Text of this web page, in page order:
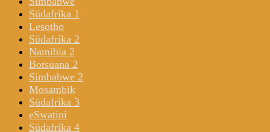
Südafrika 1
Lesotho
Südafrika 2
Namibia 2
Botsuana 2
Simbabwe 2
Mosambik
Südafrika 3
eSwatini
Südafrika 4